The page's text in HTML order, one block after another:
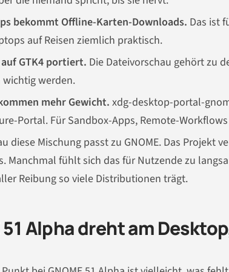
bekommt Offline-Karten-Downloads. Das ist
auf Reisen ziemlich praktisch.
GTK4 portiert. Die Dateivorschau gehört zu
werden.
mehr Gewicht. xdg-desktop-portal-
Portal. Für Sandbox-Apps, Remote-
diese Mischung passt zu GNOME. Das Projekt
Manchmal fühlt sich das für Nutzende zu
Reibung so viele Distributionen trägt.
51 Alpha dreht am